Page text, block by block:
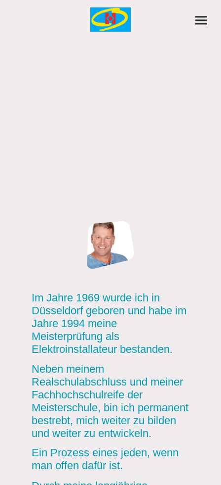
Im Jahre 1969 wurde ich in
Düsseldorf geboren und habe im
Jahre 1994 meine
Meisterprüfung als
Elektroinstallateur bestanden.
Neben meinem
Realschulabschluss und meiner
Fachhochschulreife der
Meisterschule, bin ich permanent
bestrebt, mich weiter zu bilden
und weiter zu entwickeln.
Ein Prozess eines jeden, wenn
man offen dafür ist.